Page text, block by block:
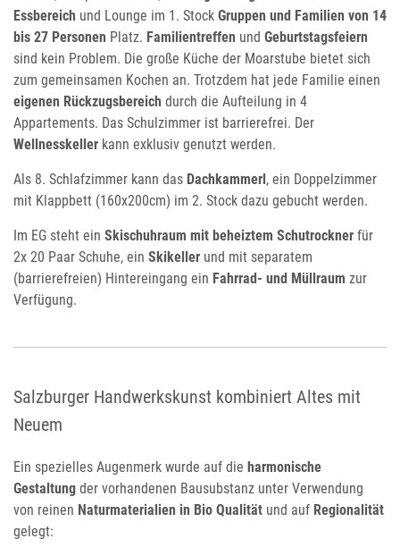
Essbereich und Lounge im 1. Stock Gruppen und Familien von 14
bis 27 Personen Platz. Familientreffen und Geburtstagsfeiern
sind kein Problem. Die große Küche der Moarstube bietet sich
zum gemeinsamen Kochen an. Trotzdem hat jede Familie einen
eigenen Rückzugsbereich durch die Aufteilung in 4
Appartements. Das Schulzimmer ist barrierefrei. Der
Wellnesskeller kann exklusiv genutzt werden.
Als 8. Schlafzimmer kann das Dachkammerl , ein Doppelzimmer
mit Klappbett (160x200cm) im 2. Stock dazu gebucht werden.
Im EG steht ein Skischuhraum mit beheiztem Schutrockner für
2x 20 Paar Schuhe, ein Skikeller und mit separatem
(barrierefreien) Hintereingang ein Fahrrad- und Müllraum zur
Verfügung.
Salzburger Handwerkskunst kombiniert Altes mit
Neuem
Ein spezielles Augenmerk wurde auf die harmonische
Gestaltung der vorhandenen Bausubstanz unter Verwendung
von reinen Naturmaterialien in Bio Qualität und auf Regionalität
gelegt: